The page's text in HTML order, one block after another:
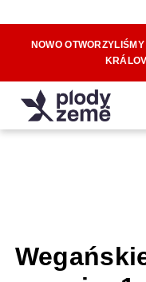
NOWO